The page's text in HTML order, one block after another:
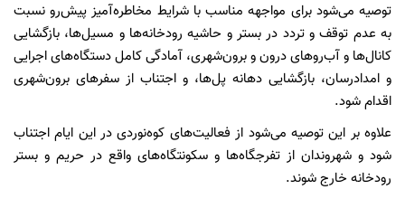
توصیه می‌شود برای مواجهه مناسب با شرایط مخاطره‌آمیز پیش‌رو نسبت
به عدم توقف و تردد در بستر و حاشیه رودخانه‌ها و مسیل‌ها، بازگشایی
کانال‌ها و آب‌روهای درون و برون‌شهری، آمادگی کامل دستگاه‌های اجرایی
و امدادرسان، بازگشایی دهانه پل‌ها، و اجتناب از سفرهای برون‌شهری
اقدام شود.
علاوه بر این توصیه می‌شود از فعالیت‌های کوه‌نوردی در این ایام اجتناب
شود و شهروندان از تفرجگاه‌ها و سکونتگاه‌های واقع در حریم و بستر
رودخانه خارج شوند.